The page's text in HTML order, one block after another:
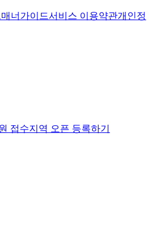
매너가이드서비스 이용약관개인정
접수지역 오픈 등록하기